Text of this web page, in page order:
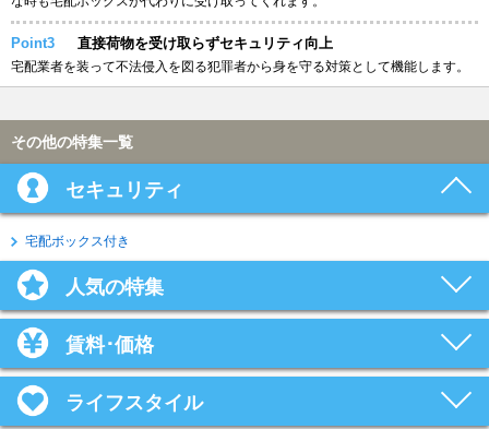
Point3 直接荷物を受け取らずセキュリティ向上
宅配業者を装って不法侵入を図る犯罪者から身を守る対策として機能します。
その他の特集一覧
セキュリティ
宅配ボックス付き
人気の特集
賃料･価格
ライフスタイル